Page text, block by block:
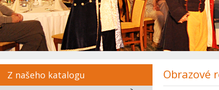
Z našeho katalogu Obrazové